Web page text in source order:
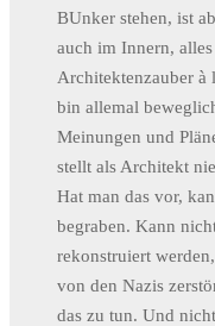
BUnker stehen, ist
auch im Innern,
Architektenzauber à
bin allemal
Meinungen und
stellt als Architekt
Hat man das vor,
begraben. Kann
rekonstruiert
von den Nazis
das zu tun. Und